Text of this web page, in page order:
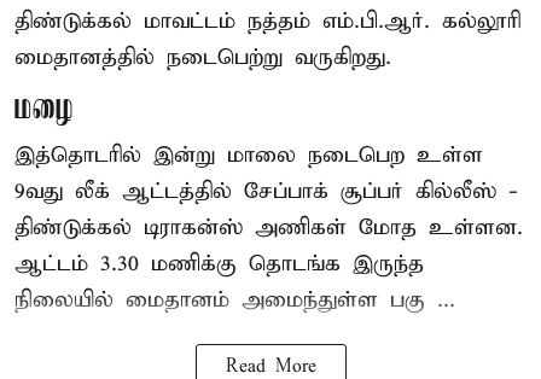
திண்டுக்கல் மாவட்டம் நத்தம் எம்.பி.ஆர். கல்லூரி
மைதானத்தில் நடைபெற்று வருகிறது.
மழை
இத்தொடரில் இன்று மாலை நடைபெற உள்ள
9வது லீக் ஆட்டத்தில் சேப்பாக் சூப்பர் கில்லீஸ் -
திண்டுக்கல் டிராகன்ஸ் அணிகள் மோத உள்ளன.
ஆட்டம் 3.30 மணிக்கு தொடங்க இருந்த
நிலையில் மைதானம் அமைந்துள்ள பகு ...
Read More